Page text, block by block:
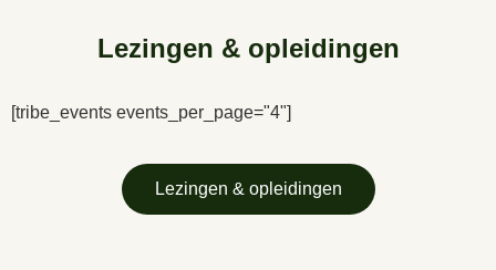
Lezingen & opleidingen
[tribe_events events_per_page="4"]
Lezingen & opleidingen